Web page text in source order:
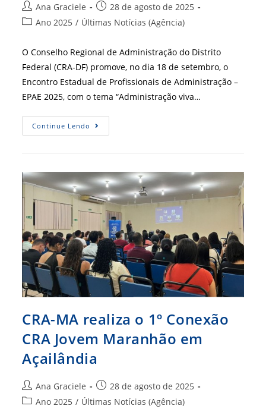
Autor
do
Ana Graciele
Post
publicado:
28 de agosto de 2025
Categoria
post:
Ano 2025 / Últimas Notícias (Agência)
O Conselho Regional de Administração do Distrito
Federal (CRA-DF) promove, no dia 18 de setembro, o
Encontro Estadual de Profissionais de Administração –
EPAE 2025, com o tema “Administração viva…
Continue Lendo CRA-
DF
Profissionais
De
Administração
2025,
Em
Brasília
CRA-MA realiza o 1º Conexão
CRA Jovem Maranhão em
Açailândia
Autor
do
Ana Graciele
Post
publicado:
28 de agosto de 2025
Categoria
Ano 2025 / Últimas Notícias (Agência)